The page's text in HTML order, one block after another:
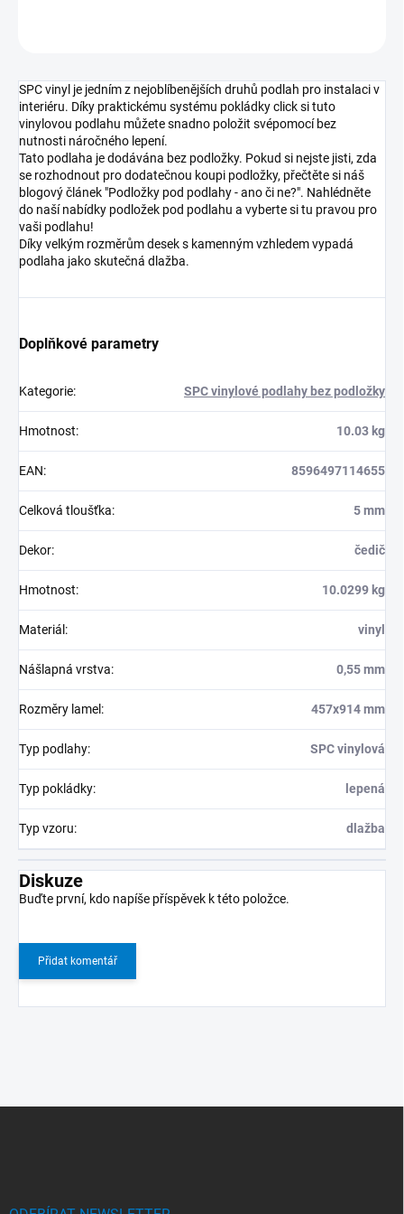
SPC vinyl je jedním z nejoblíbenějších druhů podlah pro instalaci v
interiéru. Díky praktickému systému pokládky click si tuto
vinylovou podlahu můžete snadno položit svépomocí bez
nutnosti náročného lepení.
Tato podlaha je dodávána bez podložky. Pokud si nejste jisti, zda
se rozhodnout pro dodatečnou koupi podložky, přečtěte si náš
blogový článek "Podložky pod podlahy - ano či ne?". Nahlédněte
do naší nabídky podložek pod podlahu a vyberte si tu pravou pro
vaši podlahu!
Díky velkým rozměrům desek s kamenným vzhledem vypadá
podlaha jako skutečná dlažba.
Doplňkové parametry
Kategorie: SPC vinylové podlahy bez podložky
Hmotnost: 10.03 kg
EAN: 8596497114655
Celková tloušťka: 5 mm
Dekor: čedič
Hmotnost: 10.0299 kg
Materiál : vinyl
Nášlapná vrstva: 0,55 mm
Rozměry lamel : 457x914 mm
Typ podlahy: SPC vinylová
Typ pokládky: lepená
Typ vzoru: dlažba
Diskuze
Buďte první, kdo napíše příspěvek k této položce.
Přidat komentář